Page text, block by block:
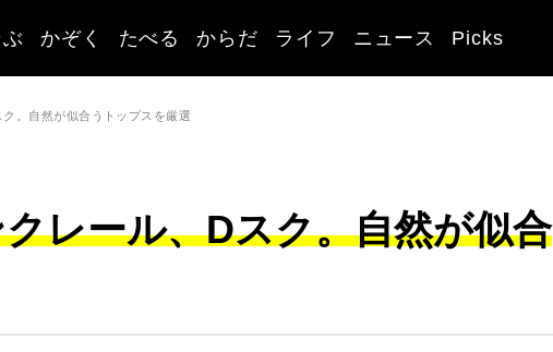
かぞく たべる からだ ライフ ニュース Picks
。自然が似合うトップスを厳選
レール、Dスク。自然が似合